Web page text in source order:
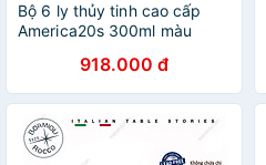
Bộ 6 ly thủy tinh cao cấp
America20s 300ml màu
918.000 đ